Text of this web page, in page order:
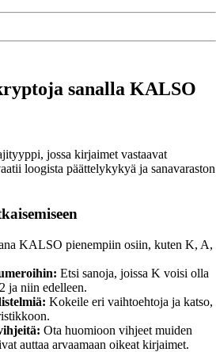
sanalla KALSO
jossa kirjaimet vastaavat
loogista päättelykykyä ja sanavaraston
KALSO pienempiin osiin, kuten K, A,
Etsi sanoja, joissa K voisi olla
ja niin edelleen.
Kokeile eri vaihtoehtoja ja katso,
Ota huomioon vihjeet muiden
auttaa arvaamaan oikeat kirjaimet.